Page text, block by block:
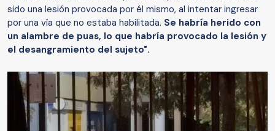
sido una lesión provocada por él mismo, al intentar ingresar
por una vía que no estaba habilitada. Se habría herido con
un alambre de puas, lo que habría provocado la lesión y
el desangramiento del sujeto".